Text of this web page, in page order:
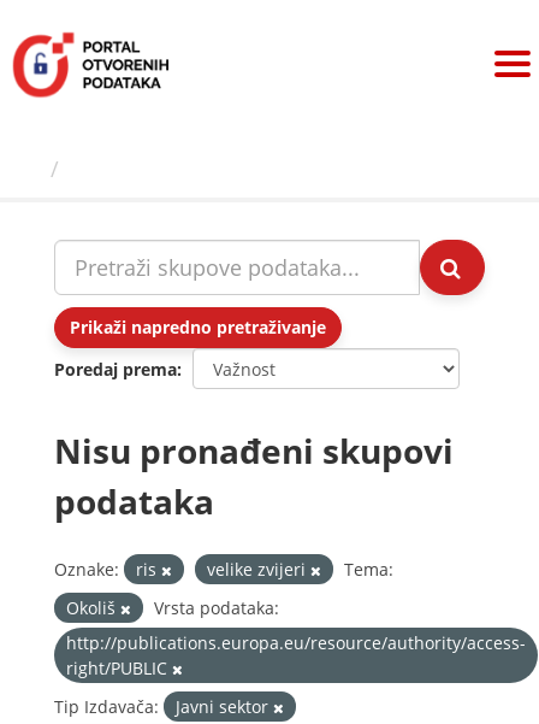
sadržaj
Prikaži napredno pretraživanje
Poredaj prema
Nisu pronađeni skupovi
podataka
Oznake: ris velike zvijeri
Tema:
Okoliš
Vrsta podataka:
http://publications.europa.eu/resource/authority/access-
right/PUBLIC
Tip Izdavača:
Javni sektor